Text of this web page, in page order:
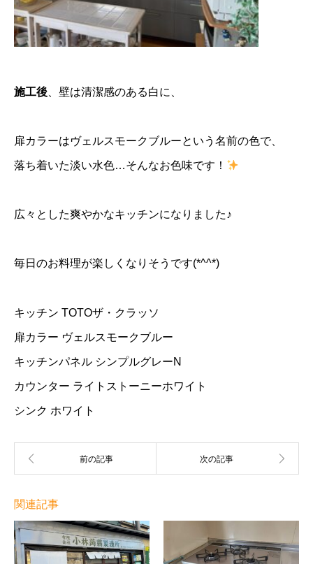
施工後 、壁は清潔感のある白に、
扉カラーはヴェルスモークブルーという名前の色で、
落ち着いた淡い水色…そんなお色味です！
広々とした爽やかなキッチンになりました♪
毎日のお料理が楽しくなりそうです(*^^*)
キッチン TOTOザ・クラッソ
扉カラー ヴェルスモークブルー
キッチンパネル シンプルグレーN
カウンター ライトストーニーホワイト
シンク ホワイト
関連記事